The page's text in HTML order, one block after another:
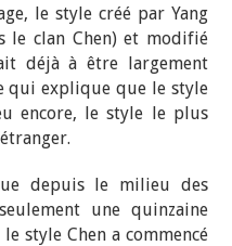
le style créé par Yang
le clan Chen) et modifié
déjà à être largement
qui explique que le style
encore, le style le plus
depuis le milieu des
une quinzaine
style Chen a commencé